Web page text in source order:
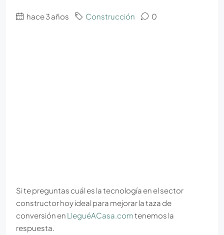
hace 3 años Construcción 0
Si te preguntas cuál es la tecnología en el sector
constructor hoy ideal para mejorar la taza de
conversión en LleguéACasa.comtenemos la
respuesta.